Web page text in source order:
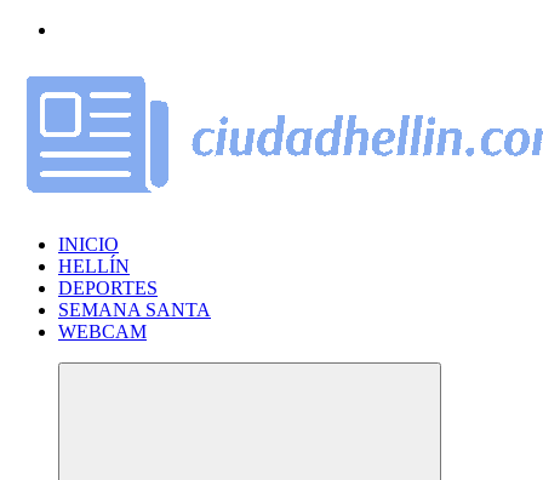
Saltar
contenido
INICIO
HELLÍN
DEPORTES
SEMANA SANTA
WEBCAM